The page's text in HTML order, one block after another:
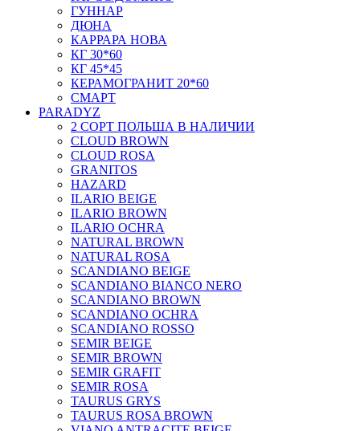
ГУННАР
ДЮНА
КАРРАРА НОВА
КГ 30*60
КГ 45*45
КЕРАМОГРАНИТ 20*60
СМАРТ
PARADYZ
2 СОРТ ПОЛЬША В НАЛИЧИИ
CLOUD BROWN
CLOUD ROSA
GRANITOS
HAZARD
ILARIO BEIGE
ILARIO BROWN
ILARIO OCHRA
NATURAL BROWN
NATURAL ROSA
SCANDIANO BEIGE
SCANDIANO BIANCO NERO
SCANDIANO BROWN
SCANDIANO OCHRA
SCANDIANO ROSSO
SEMIR BEIGE
SEMIR BROWN
SEMIR GRAFIT
SEMIR ROSA
TAURUS GRYS
TAURUS ROSA BROWN